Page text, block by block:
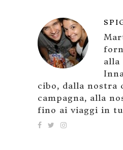
alla
cibo, dalla nostra
campagna, alla
fino ai viaggi in